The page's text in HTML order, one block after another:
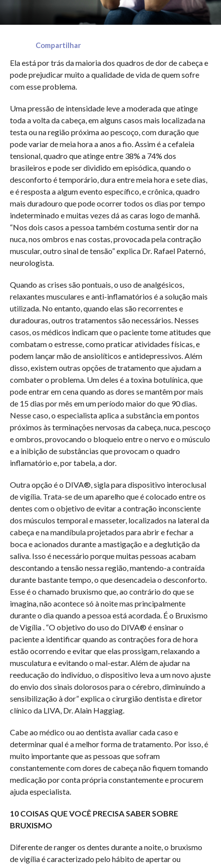
Compartilhar
Ela está por trás da maioria dos quadros de dor de cabeça e
pode prejudicar muito a qualidade de vida de quem sofre
com esse problema.
Uma pressão de intensidade leve a moderada que atinge
toda a volta da cabeça, em alguns casos mais localizada na
testa ou na região próxima ao pescoço, com duração que
pode variar de meia hora a anos a fio. Assim é a cefaleia
tensional, quadro que atinge entre 38% a 74% dos
brasileiros e pode ser dividido em episódica, quando o
desconforto é temporário, dura entre meia hora e sete dias,
e é resposta a algum evento específico, e crônica, quadro
mais duradouro que pode ocorrer todos os dias por tempo
indeterminado e muitas vezes dá as caras logo de manhã.
“Nos dois casos a pessoa também costuma sentir dor na
nuca, nos ombros e nas costas, provocada pela contração
muscular, outro sinal de tensão” explica Dr. Rafael Paternó,
neurologista.
Quando as crises são pontuais, o uso de analgésicos,
relaxantes musculares e anti-inflamatórios é a solução mais
utilizada. No entanto, quando elas são recorrentes e
duradouras, outros tratamentos são necessários. Nesses
casos, os médicos indicam que o paciente tome atitudes que
combatam o estresse, como praticar atividades físicas, e
podem lançar mão de ansiolíticos e antidepressivos. Além
disso, existem outras opções de tratamento que ajudam a
combater o problema. Um deles é a toxina botulínica, que
pode entrar em cena quando as dores se mantêm por mais
de 15 dias por mês em um período maior do que 90 dias.
Nesse caso, o especialista aplica a substância em pontos
próximos às terminações nervosas da cabeça, nuca, pescoço
e ombros, provocando o bloqueio entre o nervo e o músculo
e a inibição de substâncias que provocam o quadro
inflamatório e, por tabela, a dor.
Outra opção é o DIVA®, sigla para dispositivo interoclusal
de vigília. Trata-se de um aparelho que é colocado entre os
dentes com o objetivo de evitar a contração inconsciente
dos músculos temporal e masseter, localizados na lateral da
cabeça e na mandíbula projetados para abrir e fechar a
boca e acionados durante a mastigação e a deglutição da
saliva. Isso é necessário porque muitas pessoas acabam
descontando a tensão nessa região, mantendo-a contraída
durante bastante tempo, o que desencadeia o desconforto.
Esse é o chamado bruxismo que, ao contrário do que se
imagina, não acontece só à noite mas principalmente
durante o dia quando a pessoa está acordada. É o Bruxismo
de Vigília . “O objetivo do uso do DIVA® é ensinar o
paciente a identificar quando as contrações fora de hora
estão ocorrendo e evitar que elas prossigam, relaxando a
musculatura e evitando o mal-estar. Além de ajudar na
reeducação do indivíduo, o dispositivo leva a um novo ajuste
do envio dos sinais dolorosos para o cérebro, diminuindo a
sensibilização à dor” explica o cirurgião dentista e diretor
clínico da LIVA, Dr. Alain Haggiag.
Cabe ao médico ou ao dentista avaliar cada caso e
determinar qual é a melhor forma de tratamento. Por isso, é
muito importante que as pessoas que sofram
constantemente com dores de cabeça não fiquem tomando
medicação por conta própria constantemente e procurem
ajuda especialista.
10 COISAS QUE VOCÊ PRECISA SABER SOBRE
BRUXISMO
Diferente de ranger os dentes durante a noite, o bruxismo
de vigília é caracterizado pelo hábito de apertar ou